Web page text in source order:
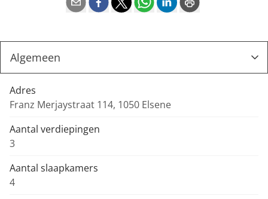
Adres
Franz Merjaystraat 114, 1050 Elsene
Aantal verdiepingen
3
Aantal slaapkamers
4